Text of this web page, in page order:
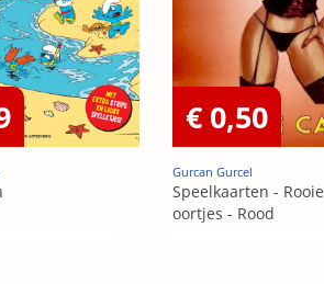
€ 0,50
Gurcan Gurcel
Speelkaarten - Rooie
oortjes - Rood